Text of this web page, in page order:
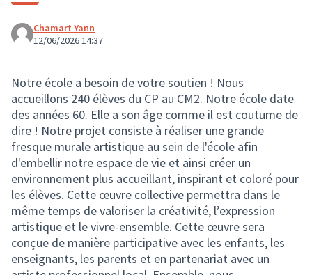
Chamart Yann
12/06/2026 14:37
Notre école a besoin de votre soutien ! Nous
accueillons 240 élèves du CP au CM2. Notre école date
des années 60. Elle a son âge comme il est coutume de
dire ! Notre projet consiste à réaliser une grande
fresque murale artistique au sein de l'école afin
d'embellir notre espace de vie et ainsi créer un
environnement plus accueillant, inspirant et coloré pour
les élèves. Cette œuvre collective permettra dans le
même temps de valoriser la créativité, l’expression
artistique et le vivre-ensemble. Cette œuvre sera
conçue de manière participative avec les enfants, les
enseignants, les parents et en partenariat avec un